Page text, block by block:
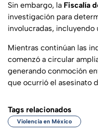
Sin embargo, la Fiscalía
investigación para
involucradas,
Mientras continúan las
comenzó a circular
generando conmoción
que ocurrió el asesinato
Tags relacionados
Violencia en México